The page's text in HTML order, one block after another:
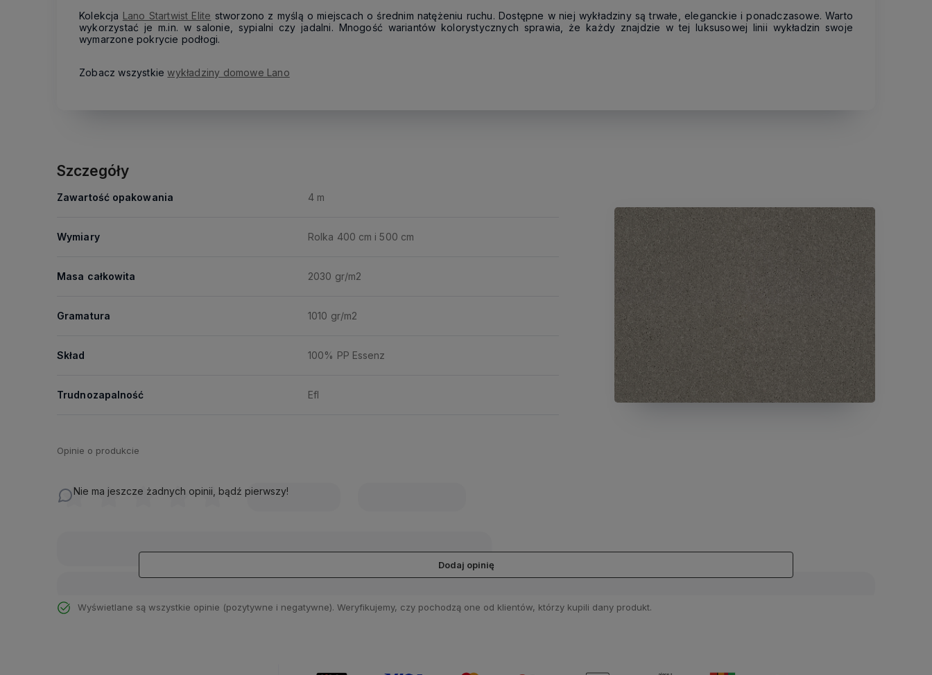
Kolekcja Lano Startwist Elite stworzono z myślą o miejscach o średnim natężeniu ruchu. Dostępne w niej wykładziny są trwałe, eleganckie i ponadczasowe. Warto
wykorzystać je m.in. w salonie, sypialni czy jadalni. Mnogość wariantów kolorystycznych sprawia, że każdy znajdzie w tej luksusowej linii wykładzin swoje
wymarzone pokrycie podłogi.
Zobacz wszystkiewykładziny domowe Lano
Szczegóły
Zawartość opakowania 4 m
Wymiary Rolka 400 cm i 500 cm
Masa całkowita 2030 gr/m2
Gramatura 1010 gr/m2
Skład 100% PP Essenz
Trudnozapalność Efl
Opinie o produkcie
Nie ma jeszcze żadnych opinii, bądź pierwszy!
Dodaj opinię
Wyświetlane są wszystkie opinie (pozytywne i negatywne). Weryfikujemy, czy pochodzą one od klientów, którzy kupili dany produkt.